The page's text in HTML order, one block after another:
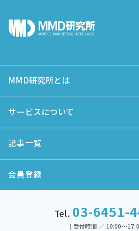
MMD研究所とは
サービスについて
記事一覧
会員登録
Tel. 03-6451-
( 受付時間 ／ 10:00～